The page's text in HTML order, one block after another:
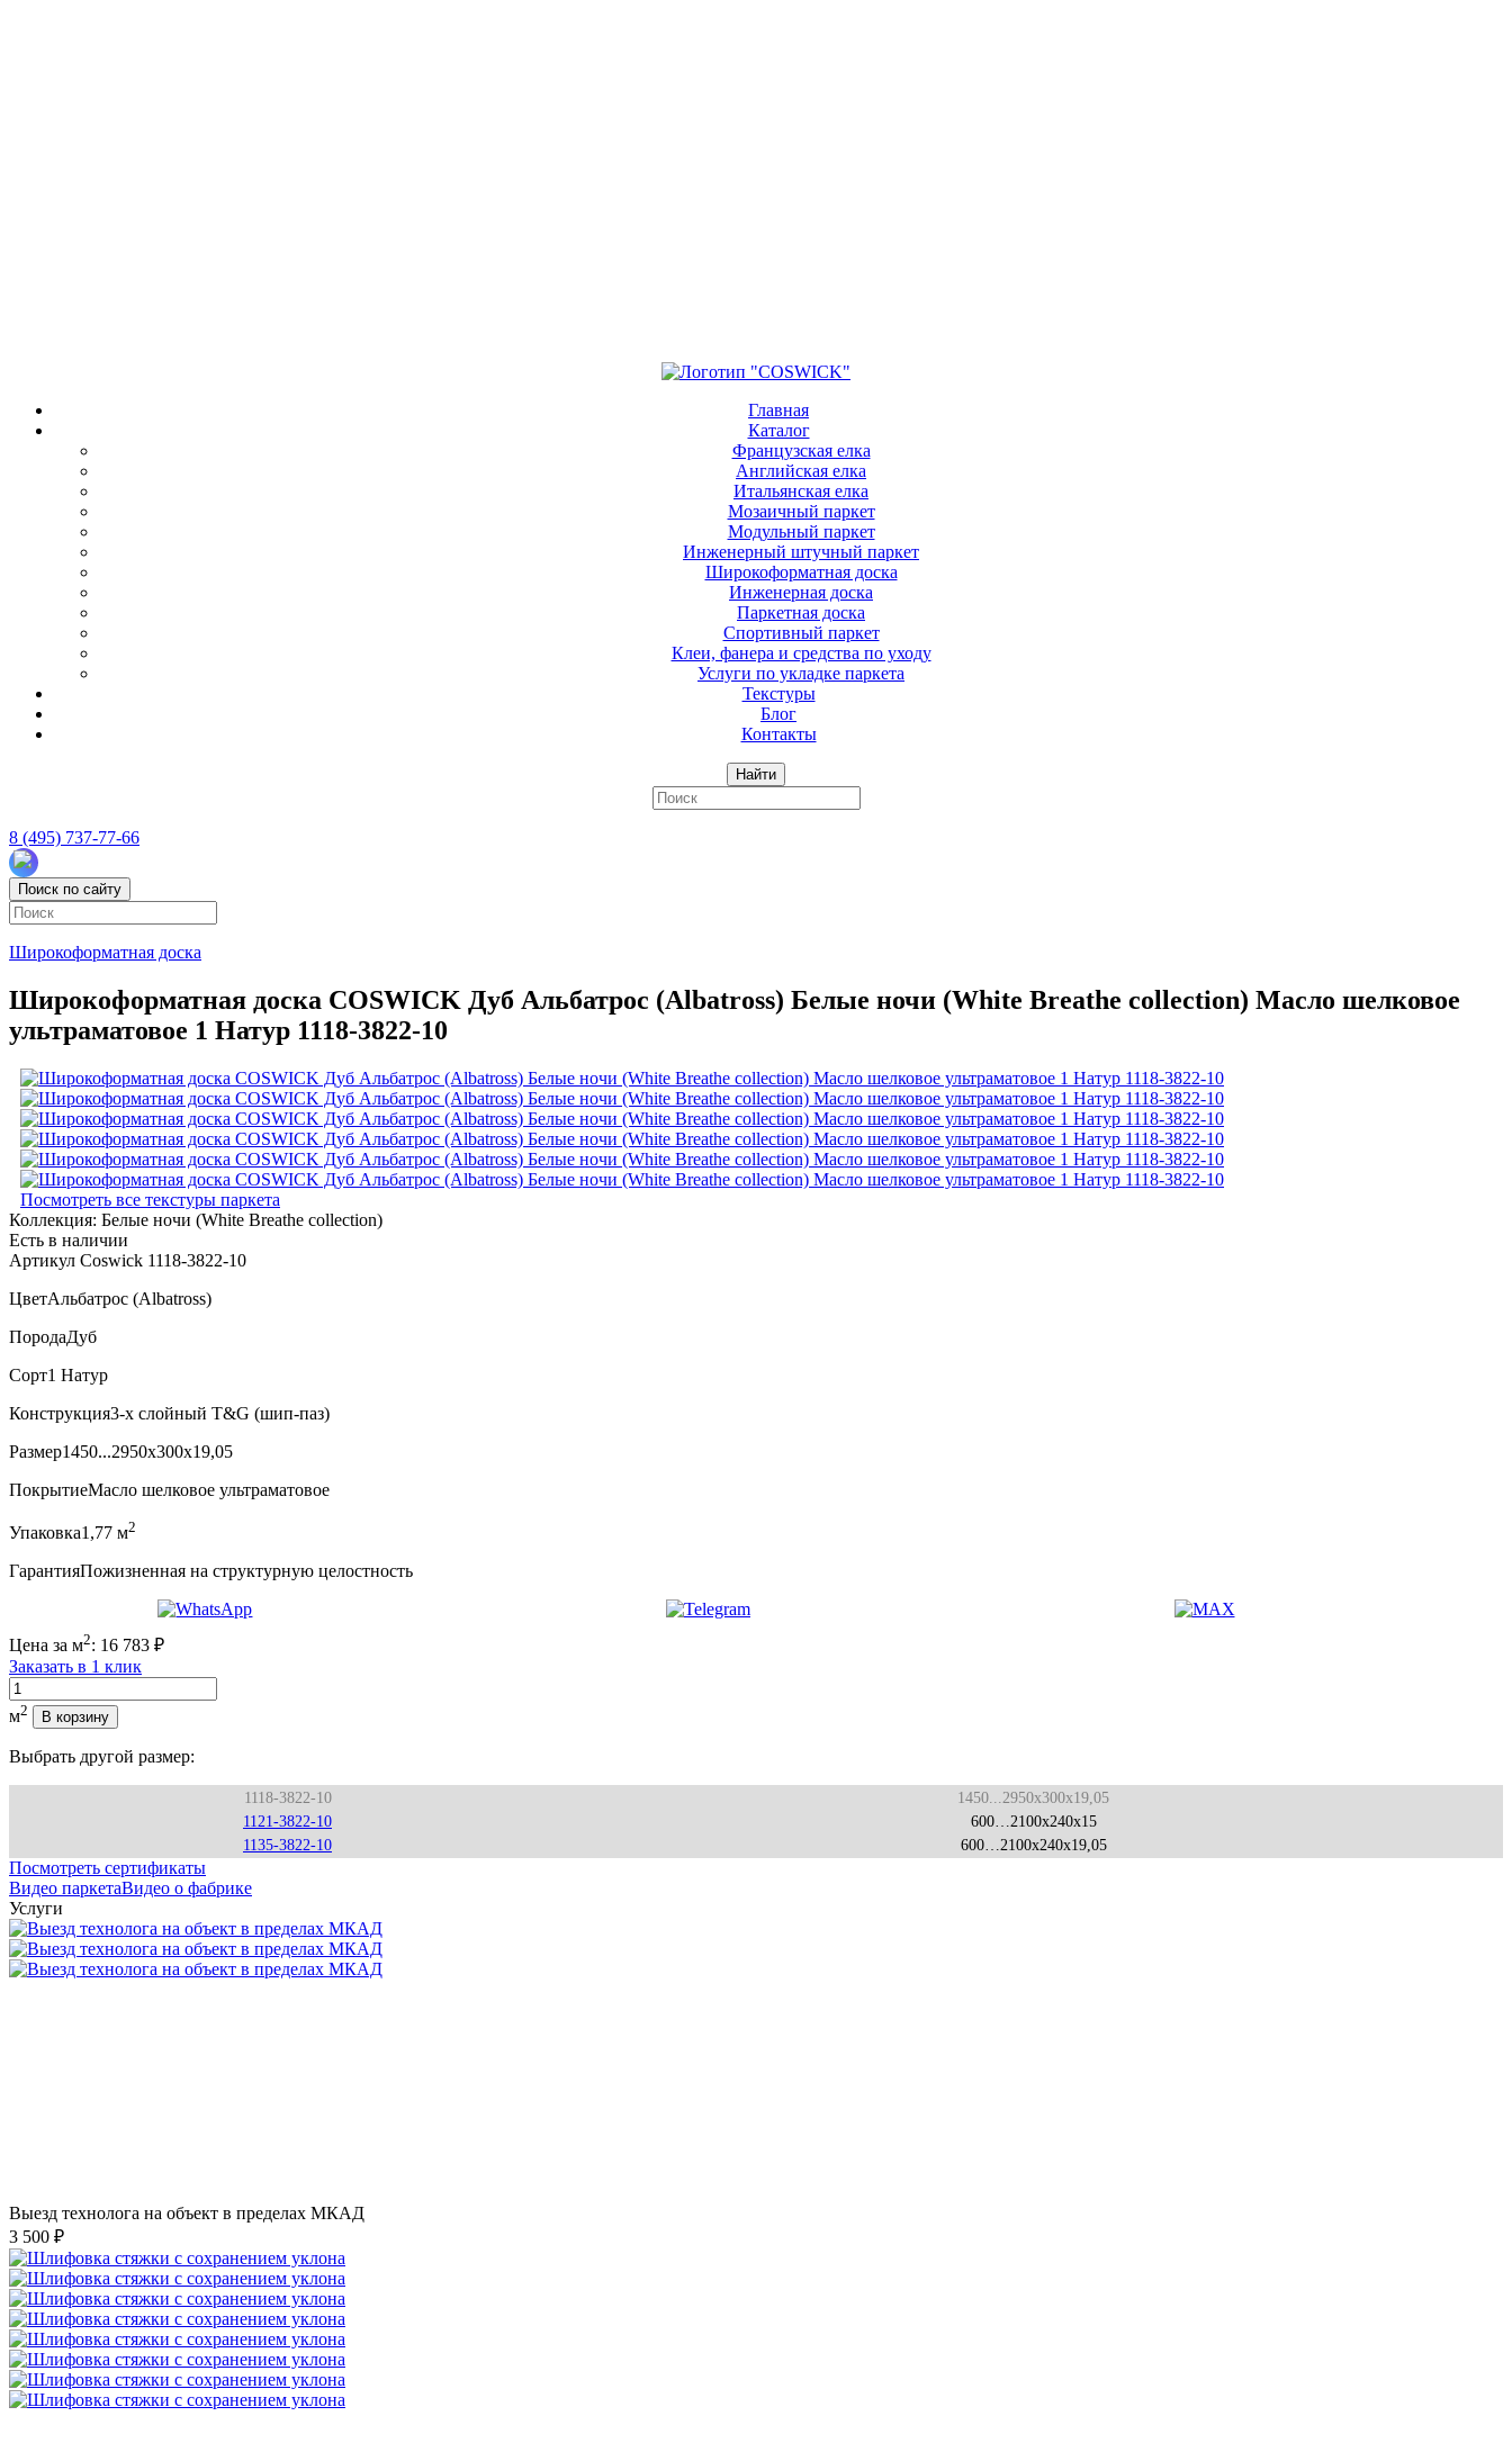
Главная
Каталог
Французская елка
Английская елка
Итальянская елка
Мозаичный паркет
Модульный паркет
Инженерный штучный паркет
Широкоформатная доска
Инженерная доска
Паркетная доска
Спортивный паркет
Клеи, фанера и средства по уходу
Услуги по укладке паркета
Текстуры
Блог
Контакты
Найти
8 (495) 737-77-66
Поиск по сайту
Широкоформатная доска
Широкоформатная доска COSWICK Дуб Альбатрос (Albatross) Белые ночи (White Breathe collection) Масло шелковое
ультраматовое 1 Натур 1118-3822-10
Посмотреть все текстуры паркета
Коллекция: Белые ночи (White Breathe collection)
Есть в наличии
Артикул Coswick 1118-3822-10
ЦветАльбатрос (Albatross)
ПородаДуб
Сорт1 Натур
Конструкция3-х слойный T&G (шип-паз)
Размер1450...2950x300x19,05
ПокрытиеМасло шелковое ультраматовое
Упаковка1,77 м2
ГарантияПожизненная на структурную целостность
Цена за м2: 16 783 ₽
Заказать в 1 клик
Количество
м2 В корзину
Выбрать другой размер:
1118-3822-10
1450...2950x300x19,05
1121-3822-10
600…2100x240x15
1135-3822-10
600…2100x240x19,05
Посмотреть сертификаты
Видео паркетаВидео о фабрике
Услуги
Выезд технолога на объект в пределах МКАД
3 500 ₽